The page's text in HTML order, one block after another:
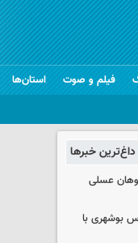
فیلم و صوت استان‌ها
داغ‌ترین خبرها
عسلی
بوشهری با